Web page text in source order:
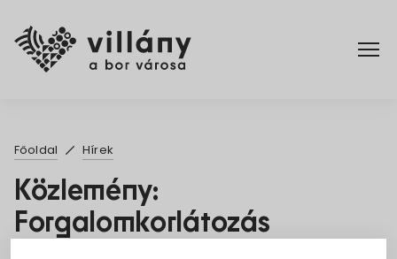
Hírek
Főoldal Hírek
Közlemény:
Forgalomkorlátozás